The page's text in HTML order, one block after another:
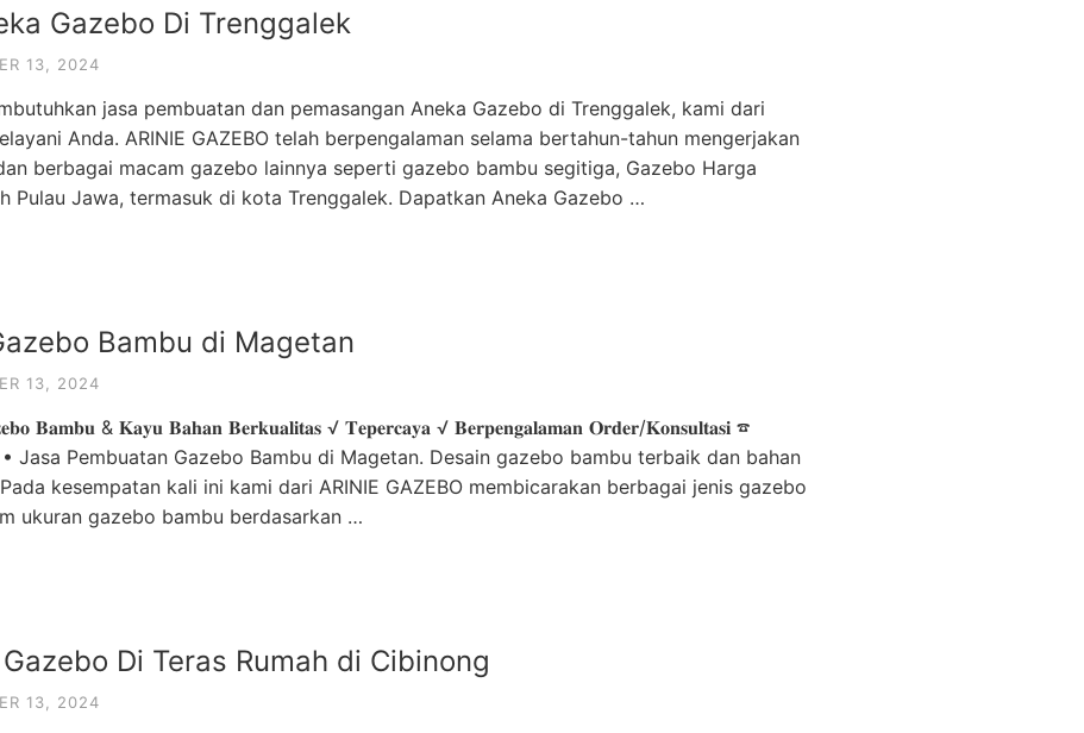
Gazebo Di Trenggalek
13, 2024
jasa pembuatan dan pemasangan Aneka Gazebo di Trenggalek, kami dari
Anda. ARINIE GAZEBO telah berpengalaman selama bertahun-tahun mengerjakan
berbagai macam gazebo lainnya seperti gazebo bambu segitiga, Gazebo Harga
Pulau Jawa, termasuk di kota Trenggalek. Dapatkan Aneka Gazebo …
Bambu di Magetan
13, 2024
𝐁𝐚𝐦𝐛𝐮 & 𝐊𝐚𝐲𝐮 𝐁𝐚𝐡𝐚𝐧 𝐁𝐞𝐫𝐤𝐮𝐚𝐥𝐢𝐭𝐚𝐬 √ 𝐓𝐞𝐩𝐞𝐫𝐜𝐚𝐲𝐚 √ 𝐁𝐞𝐫𝐩𝐞𝐧𝐠𝐚𝐥𝐚𝐦𝐚𝐧 𝐎𝐫𝐝𝐞𝐫/𝐊𝐨𝐧𝐬𝐮𝐥𝐭𝐚𝐬𝐢 ☎
• Jasa Pembuatan Gazebo Bambu di Magetan. Desain gazebo bambu terbaik dan bahan
kesempatan kali ini kami dari ARINIE GAZEBO membicarakan berbagai jenis gazebo
ukuran gazebo bambu berdasarkan …
Di Teras Rumah di Cibinong
13, 2024